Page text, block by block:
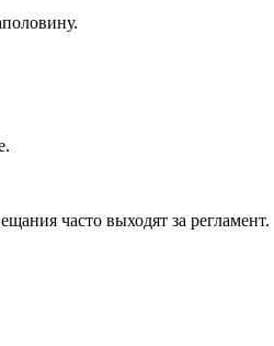
часто выходят за регламент.